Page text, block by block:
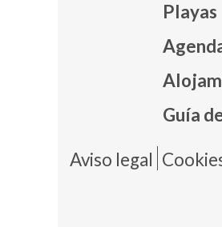
Playas
Guía
Aviso legal